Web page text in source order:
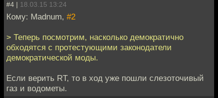
#4 | 18.03.15 13:24
Кому: Madnum, #2
> Теперь посмотрим, насколько демократично
обходятся с протестующими законодатели
демократической моды.
Если верить RT, то в ход уже пошли слезоточивый
газ и водометы.